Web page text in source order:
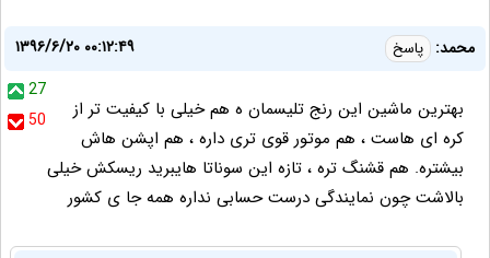
محمد: پاسخ
۱۳۹۶/۶/۲۰ ۰۰:۱۲:۴۹
27
50
بهترین ماشین این رنج تليسمان ه هم خیلی با کیفیت تر از
کره ای هاست ، هم موتور قوی تری داره ، هم اپشن هاش
بیشتره. هم قشنگ تره ، تازه این سوناتا هايبريد ریسکش خیلی
بالاشت چون نمایندگی درست حسابی نداره همه جا ی کشور